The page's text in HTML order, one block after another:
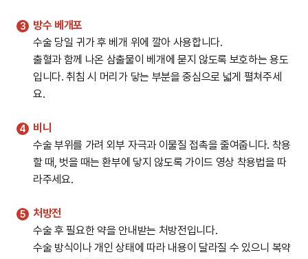
방수 베개포
수술 당일 귀가 후 베개 위에 깔아 사용합니다.
출혈과 함께 나온 삼출물이 베개에 묻지 않도록 보호하는 용도
입니다. 취침 시 머리가 닿는 부분을 중심으로 넓게 펼쳐주세
요.
비니
수술 부위를 가려 외부 자극과 이물질 접촉을 줄여줍니다. 착용
할 때, 벗을 때는 환부에 닿지 않도록 가이드 영상 착용법을 따
라주세요.
처방전
수술 후 필요한 약을 안내받는 처방전입니다.
수술 방식이나 개인 상태에 따라 내용이 달라질 수 있으니 복약